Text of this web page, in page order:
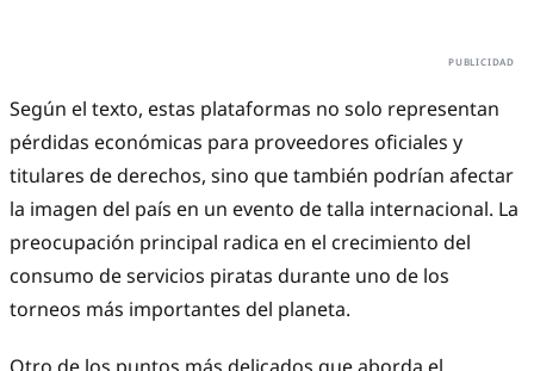
Según el texto, estas plataformas no solo representan
pérdidas económicas para proveedores oficiales y
titulares de derechos, sino que también podrían afectar
la imagen del país en un evento de talla internacional. La
preocupación principal radica en el crecimiento del
consumo de servicios piratas durante uno de los
torneos más importantes del planeta.